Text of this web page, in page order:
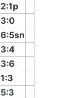
2:1p
3:0
6:5sn
3:4
3:6
1:3
5:3